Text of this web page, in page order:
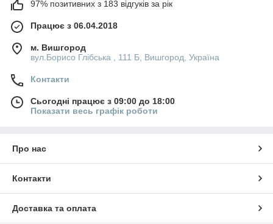
97% позитивних з 183 відгуків за рік
Працює з 06.04.2018
м. Вишгород
вул.Борисо Глібська , 111 Б, Вишгород, Україна
Контакти
Сьогодні працює з 09:00 до 18:00
Показати весь графік роботи
Про нас
Контакти
Доставка та оплата